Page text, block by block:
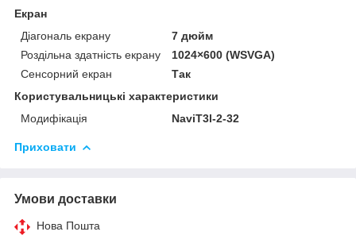
Екран
Діагональ екрану
7 дюйм
Роздільна здатність екрану
1024×600 (WSVGA)
Сенсорний екран
Так
Користувальницькі характеристики
Модифікація
NaviT3l-2-32
Приховати
Умови доставки
Нова Пошта